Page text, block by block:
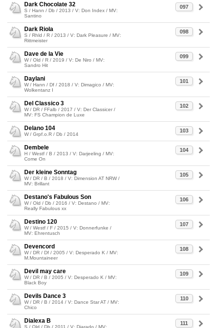
097
Dark Chocolate 32
S / Hann / Db / 2013 / V: Don Index / MV:
Santino
098
Dark Riola
S / Rhld / R / 2013 / V: Dark Pleasure / MV:
Rittmeister
099
Dave de la Vie
W / Old / R / 2019 / V: De Niro / MV:
Sandro Hit
101
Daylani
W / Hann / Df / 2018 / V: Dimagico / MV:
Wolkentanz I
102
Del Classico 3
W / DR / FFalb / 2017 / V: Der Classicer /
MV: FS Champion de Luxe
103
Delano 104
W / Grpf.o.R / Db / 2014
104
Dembele
H / Westf / B / 2013 / V: Darjeeling / MV:
Come On
105
Der kleine Sonntag
W / DR / B / 2018 / V: Dimension AT NRW /
MV: Brillant
106
Destano's Fabulous Son
W / Old / Db / 2016 / V: Destano / MV:
Really Fabulous xx
107
Destino 120
W / Westf / F / 2015 / V: Donnerfunke /
MV: Ehrentusch
108
Devencord
W / DR / Df / 2005 / V: Desperado K / MV:
M.Mountaineer
109
Devil may care
W / DR / B / 2005 / V: Desperado K / MV:
Black Boy
110
Devils Dance 3
W / DR / B / 2014 / V: Dance Star AT / MV:
Chico
111
Dialexa B
S / Old / Db / 2011 / V: Diarado / MV: